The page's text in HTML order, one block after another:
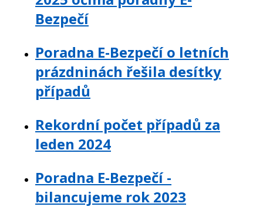
Bezpečí
Poradna E-Bezpečí o letních
prázdninách řešila desítky
případů
Rekordní počet případů za
leden 2024
Poradna E-Bezpečí -
bilancujeme rok 2023